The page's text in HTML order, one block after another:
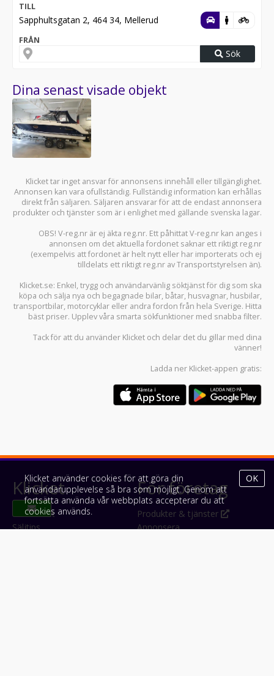
TILL
Sapphultsgatan 2, 464 34, Mellerud
FRÅN
Sök
Dina senast visade objekt
Klicket tar inget ansvar för annonsens innehåll eller tillgänglighet.
Annonsen kan vara ofullständig. Fullständig information kan erhållas
direkt från säljaren. Säljaren ansvarar för att de endast annonsera
produkter och tjänster som är i enlighet med gällande svenska lagar.
OBS! V-reg.nr är ej äkta reg.nr. Ett påhittat V-reg.nr kan anges i
annonsen om det aktuella fordonet saknar ett riktigt reg.nr
(exempelvis att fordonet är helt nytt eller har importerats och ej
tilldelats ett riktigt reg.nr av Transportstyrelsen än).
Klicket.se: Enkel, trygg och användarvänlig söktjänst för dig som ska
köpa och sälja nya och begagnade bilar, båtar, husvagnar, husbilar,
transportbilar, motorcyklar eller andra fordon från hela Sverige. Hitta
bäst priser. Upplev våra smarta sökfunktioner med snabba filter.
Tack för att du använder Klicket och delar det du gillar med dina
vänner!
Ladda ner Klicket-appen gratis:
Klicket
Om Klicket
Säljtips
För företag
Produkter & tjänster
Annonsera
Klicket använder cookies för att göra din
användarupplevelse så bra som möjligt. Genom att
fortsätta använda vår webbplats accepterar du att
cookies används.
OK